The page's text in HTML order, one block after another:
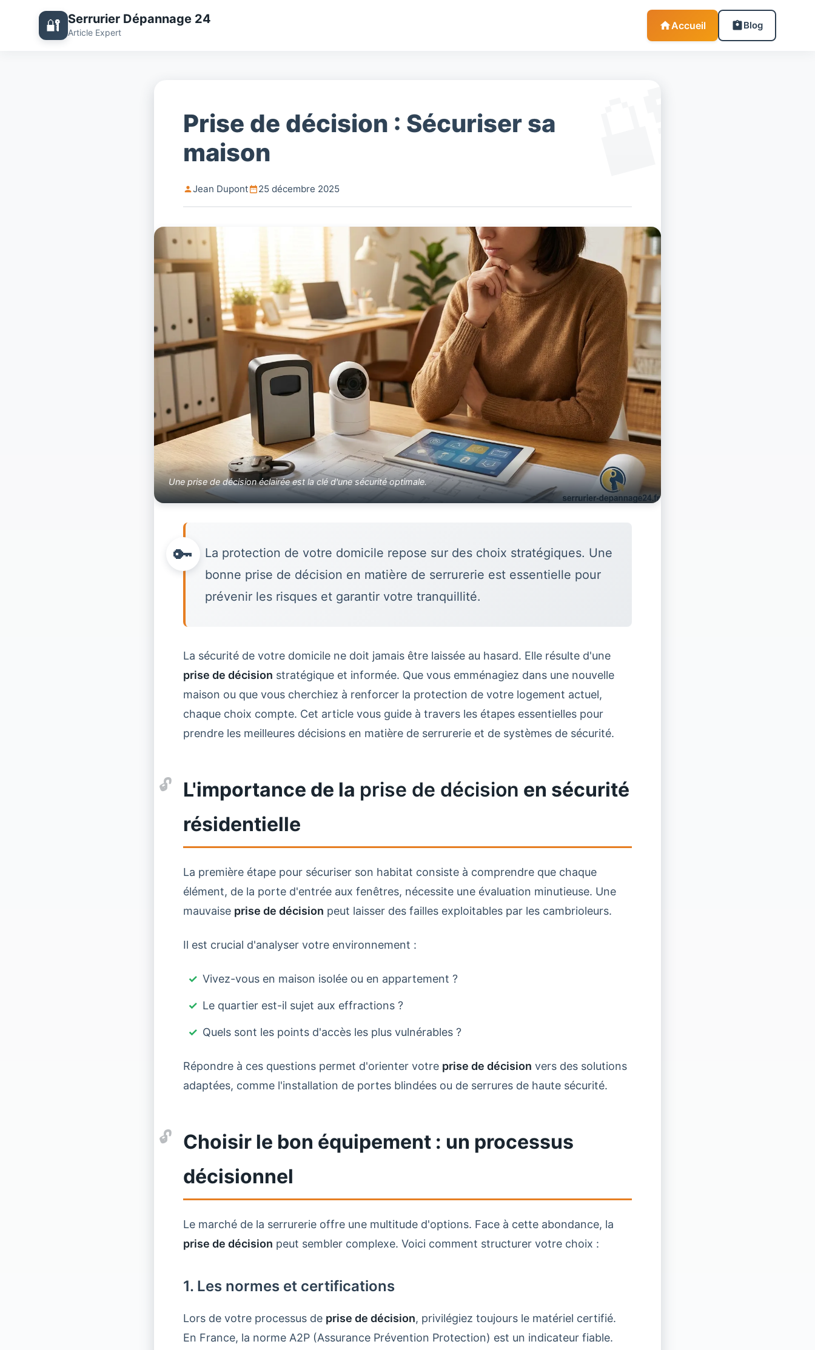
🔐 Serrurier Dépannage 24
Article Expert
Accueil Blog
Prise de décision : Sécuriser sa
maison
Jean Dupont 25 décembre 2025
Une prise de décision éclairée est la clé d'une sécurité optimale.
La protection de votre domicile repose sur des choix stratégiques. Une
bonne prise de décision en matière de serrurerie est essentielle pour
prévenir les risques et garantir votre tranquillité.
La sécurité de votre domicile ne doit jamais être laissée au hasard. Elle résulte d'une
prise de décision stratégique et informée. Que vous emménagiez dans une nouvelle
maison ou que vous cherchiez à renforcer la protection de votre logement actuel,
chaque choix compte. Cet article vous guide à travers les étapes essentielles pour
prendre les meilleures décisions en matière de serrurerie et de systèmes de sécurité.
L'importance de la prise de décision en sécurité
résidentielle
La première étape pour sécuriser son habitat consiste à comprendre que chaque
élément, de la porte d'entrée aux fenêtres, nécessite une évaluation minutieuse. Une
mauvaise prise de décision peut laisser des failles exploitables par les cambrioleurs.
Il est crucial d'analyser votre environnement :
Vivez-vous en maison isolée ou en appartement ?
Le quartier est-il sujet aux effractions ?
Quels sont les points d'accès les plus vulnérables ?
Répondre à ces questions permet d'orienter votre prise de décision vers des solutions
adaptées, comme l'installation de portes blindées ou de serrures de haute sécurité.
Choisir le bon équipement : un processus
décisionnel
Le marché de la serrurerie offre une multitude d'options. Face à cette abondance, la
prise de décision peut sembler complexe. Voici comment structurer votre choix :
1. Les normes et certifications
Lors de votre processus de prise de décision, privilégiez toujours le matériel certifié.
En France, la norme A2P (Assurance Prévention Protection) est un indicateur fiable.